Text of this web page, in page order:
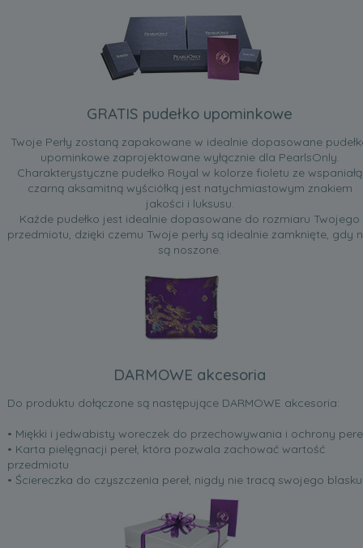
GRATIS pudełko upominkowe
Twoje Perły zostaną zapakowane w idealnie dopasowane
upominkowe zaprojektowane wyłącznie dla PearlsOnly.
Charakterystyczne pudełko Royal w kolorze fioletu ze wspaniałą
czarną aksamitną wyściółką jest natychmiastowym znakiem
jakości i luksusu.
Każde pudełko jest idealnie dopasowane do rozmiaru Twojego
przedmiotu, dzięki czemu Twoje perły są idealnie zamknięte, gdy
są noszone.
DARMOWE akcesoria
Do produktu dołączone są następujące DARMOWE akcesoria:
• Miękki i jedwabisty woreczek do przechowywania i ochrony
• Karta pielęgnacji pereł, która pozwala zachować wartość
przedmiotu
• Ściereczka do czyszczenia pereł, nigdy nie tracą swojego